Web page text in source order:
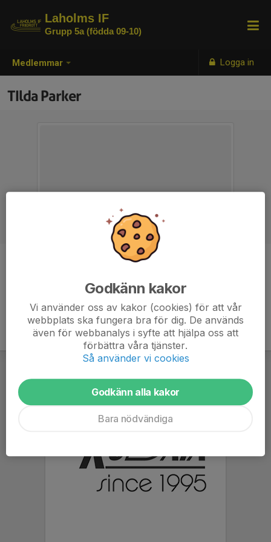
Medlemmar Logga in
Laholms IF
Grupp 5a (födda 09-10)
TIlda Parker
Godkänn kakor
Vi använder oss av kakor (cookies) för att vår
webbplats ska fungera bra för dig. De används
även för webbanalys i syfte att hjälpa oss att
förbättra våra tjänster.
Så använder vi cookies
Godkänn alla kakor
Bara nödvändiga